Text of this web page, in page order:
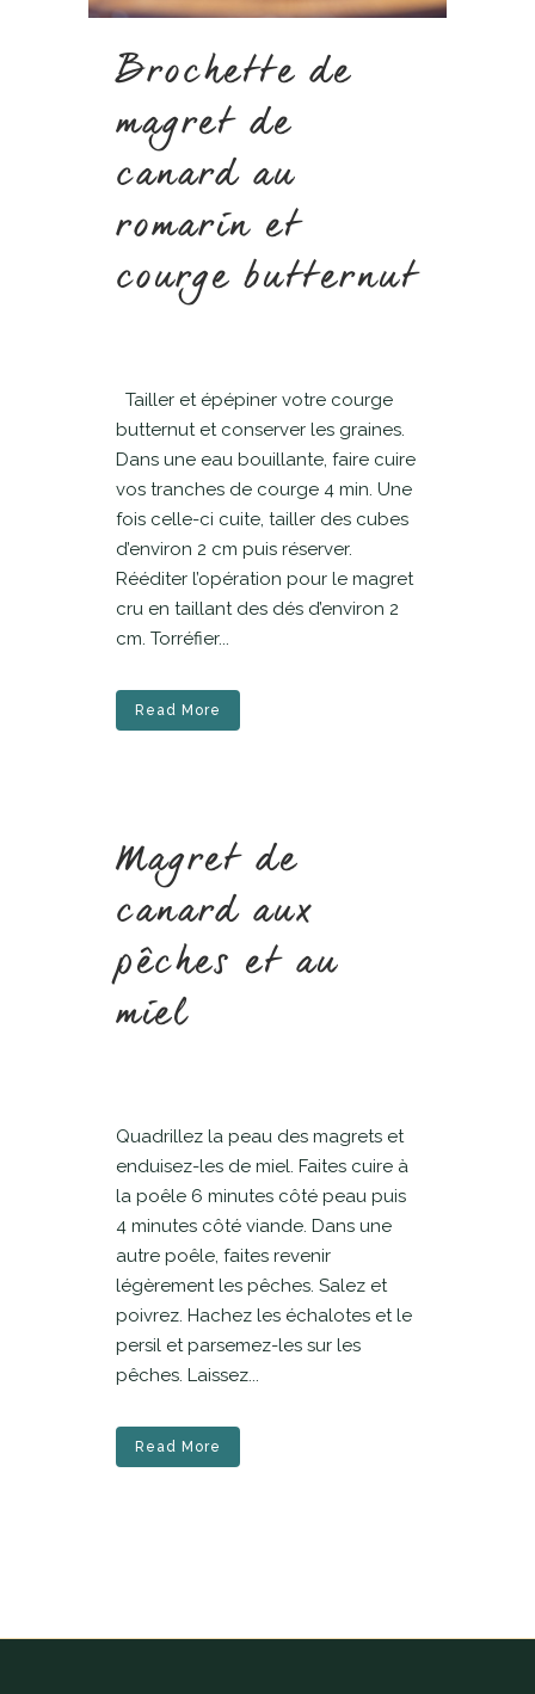
Brochette de
magret de
canard au
romarin et
courge butternut
Tailler et épépiner votre courge
butternut et conserver les graines.
Dans une eau bouillante, faire cuire
vos tranches de courge 4 min. Une
fois celle-ci cuite, tailler des cubes
d’environ 2 cm puis réserver.
Rééditer l’opération pour le magret
cru en taillant des dés d’environ 2
cm. Torréfier...
Read More
Magret de
canard aux
pêches et au
miel
Quadrillez la peau des magrets et
enduisez-les de miel. Faites cuire à
la poêle 6 minutes côté peau puis
4 minutes côté viande. Dans une
autre poêle, faites revenir
légèrement les pêches. Salez et
poivrez. Hachez les échalotes et le
persil et parsemez-les sur les
pêches. Laissez...
Read More